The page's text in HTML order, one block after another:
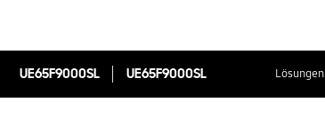
UE65F9000SL UE65F9000SL